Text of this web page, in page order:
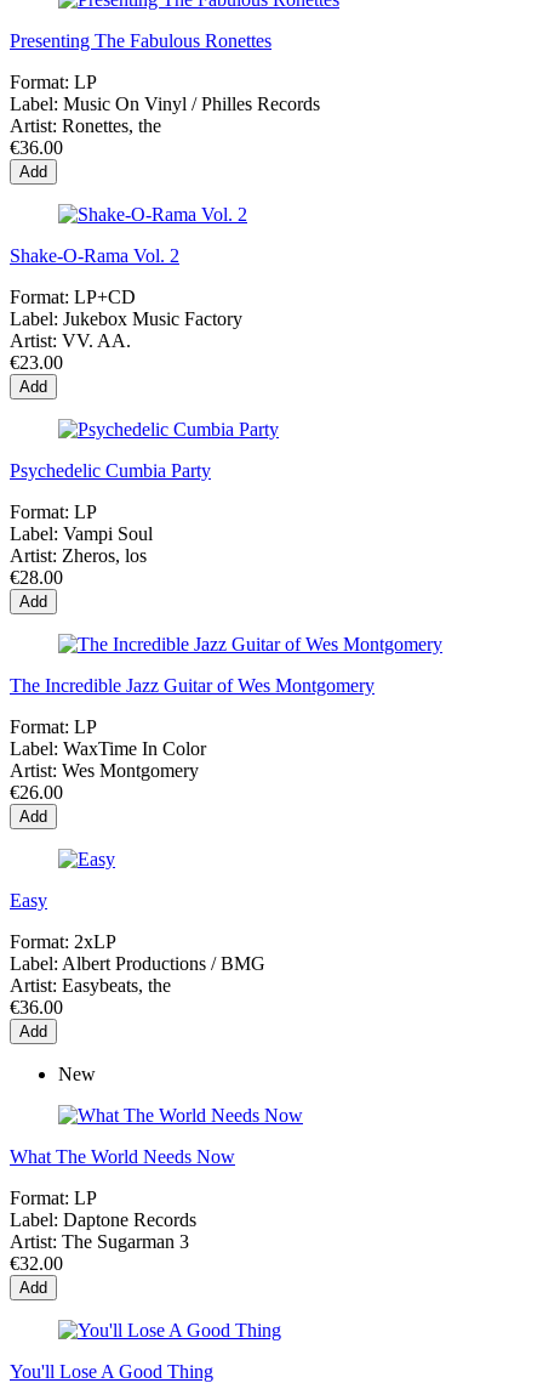
Presenting The Fabulous Ronettes
Format: LP
Label: Music On Vinyl / Philles Records
Artist: Ronettes, the
€36.00
Add
Shake-O-Rama Vol. 2
Format: LP+CD
Label: Jukebox Music Factory
Artist: VV. AA.
€23.00
Add
Psychedelic Cumbia Party
Format: LP
Label: Vampi Soul
Artist: Zheros, los
€28.00
Add
The Incredible Jazz Guitar of Wes Montgomery
Format: LP
Label: WaxTime In Color
Artist: Wes Montgomery
€26.00
Add
Easy
Format: 2xLP
Label: Albert Productions / BMG
Artist: Easybeats, the
€36.00
Add
New
What The World Needs Now
Format: LP
Label: Daptone Records
Artist: The Sugarman 3
€32.00
Add
You'll Lose A Good Thing